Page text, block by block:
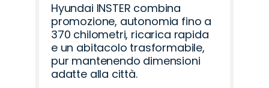
Hyundai INSTER combina
promozione, autonomia fino a
370 chilometri, ricarica rapida
e un abitacolo trasformabile,
pur mantenendo dimensioni
adatte alla città.